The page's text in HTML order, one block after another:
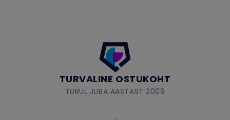
TURVALINE OSTUKOHT
TURUL JUBA AASTAST 2009